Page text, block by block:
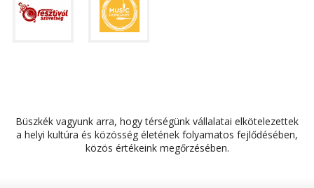
Büszkék vagyunk arra, hogy térségünk vállalatai elkötelezettek
a helyi kultúra és közösség életének folyamatos fejlődésében,
közös értékeink megőrzésében.